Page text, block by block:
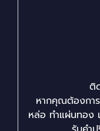
ติ
หากคุณต้องกา
หล่อ ทำแผ่นทอง